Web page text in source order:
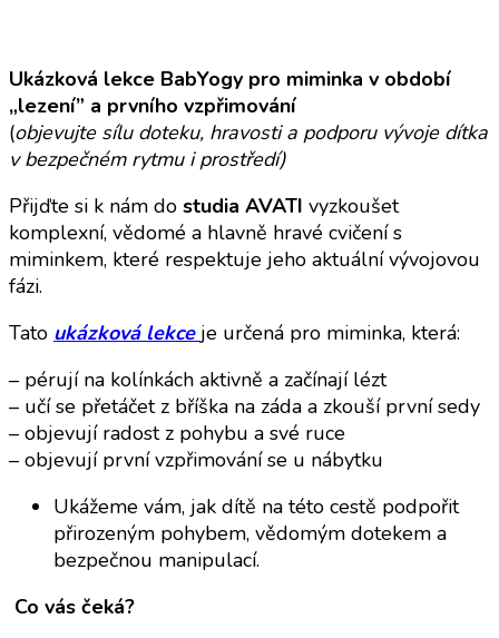
Ukázková lekce BabYogy pro miminka v období
„lezení” a prvního vzpřimování
(objevujte sílu doteku, hravosti a podporu vývoje dítka
v bezpečném rytmu i prostředí)
Přijďte si k nám do studia AVATI vyzkoušet
komplexní, vědomé a hlavně hravé cvičení s
miminkem, které respektuje jeho aktuální vývojovou
fázi.
Tato ukázková lekce je určená pro miminka, která:
– pérují na kolínkách aktivně a začínají lézt
– učí se přetáčet z bříška na záda a zkouší první sedy
– objevují radost z pohybu a své ruce
– objevují první vzpřimování se u nábytku
Ukážeme vám, jak dítě na této cestě podpořit
přirozeným pohybem, vědomým dotekem a
bezpečnou manipulací.
Co vás čeká?